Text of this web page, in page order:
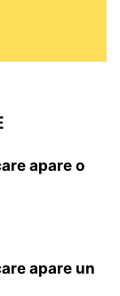
apare o
apare un